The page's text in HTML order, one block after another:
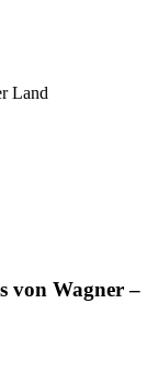
Land
von Wagner –